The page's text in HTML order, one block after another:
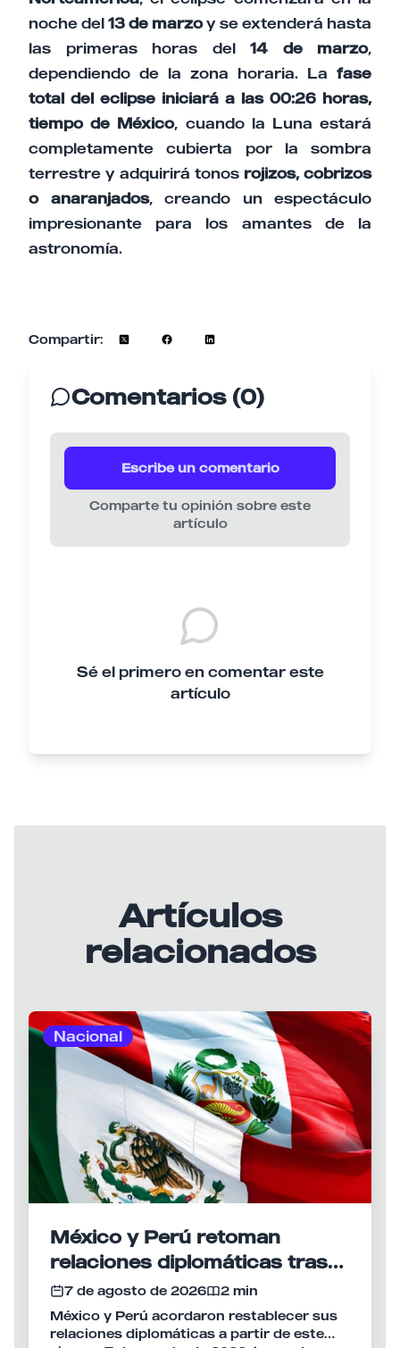
noche del 13 de marzoy se extenderá hasta
las primeras horas del 14 de marzo,
dependiendo de la zona horaria. La fase
total del eclipse iniciará a las 00:26 horas,
tiempo de México, cuando la Luna estará
completamente cubierta por la sombra
terrestre y adquirirá tonos rojizos, cobrizos
o anaranjados, creando un espectáculo
impresionante para los amantes de la
astronomía.
Compartir:
Comentarios (0)
Escribe un comentario
Comparte tu opinión sobre este
artículo
Sé el primero en comentar este
artículo
Artículos
relacionados
Nacional
México y Perú retoman
relaciones diplomáticas tras
meses de tensión
7 de agosto de 2026
2 min
México y Perú acordaron restablecer sus
relaciones diplomáticas a partir de este